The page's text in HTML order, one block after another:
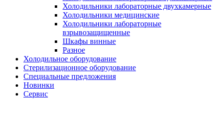
Холодильники лабораторные двухкамерные
Холодильники медицинские
Холодильники лабораторные
взрывозащищенные
Шкафы винные
Разное
Холодильное оборудование
Стерилизационное оборудование
Специальные предложения
Новинки
Сервис